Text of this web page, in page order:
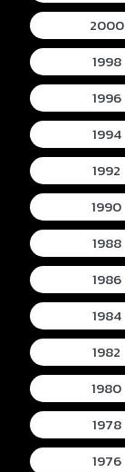
2000
1998
1996
1994
1992
1990
1988
1986
1984
1982
1980
1978
1976